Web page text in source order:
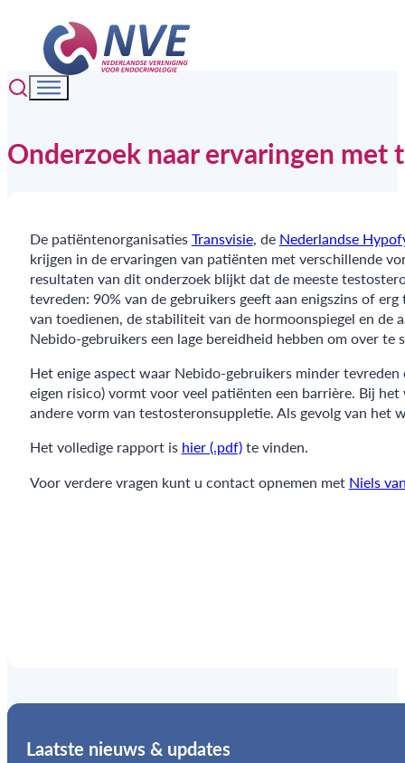
Onderzoek naar ervaringen met
De patiëntenorganisatiesTransvisie, de Nederlandse
krijgen in de ervaringen van patiënten met verschillende
resultaten van dit onderzoek blijkt dat de meeste
tevreden: 90% van de gebruikers geeft aan enigszins of
van toedienen, de stabiliteit van de hormoonspiegel en
Nebido-gebruikers een lage bereidheid hebben om over
Het enige aspect waar Nebido-gebruikers minder
eigen risico) vormt voor veel patiënten een barrière. Bij
andere vorm van testosteronsuppletie. Als gevolg van het
Het volledige rapport is hier (.pdf)te vinden.
Voor verdere vragen kunt u contact opnemen met Niels
Laatste nieuws & updates